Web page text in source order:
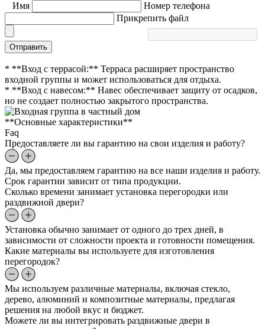
Имя
Номер телефона
Прикрепить файл
Отправить
* **Вход с террасой:** Терраса расширяет пространство
входной группы и может использоваться для отдыха.
* **Вход с навесом:** Навес обеспечивает защиту от осадков,
но не создает полностью закрытого пространства.
**Основные характеристики**
Faq
Предоставляете ли вы гарантию на свои изделия и работу?
Да, мы предоставляем гарантию на все наши изделия и работу.
Срок гарантии зависит от типа продукции.
Сколько времени занимает установка перегородки или
раздвижной двери?
Установка обычно занимает от одного до трех дней, в
зависимости от сложности проекта и готовности помещения.
Какие материалы вы используете для изготовления
перегородок?
Мы используем различные материалы, включая стекло,
дерево, алюминий и композитные материалы, предлагая
решения на любой вкус и бюджет.
Можете ли вы интегрировать раздвижные двери в